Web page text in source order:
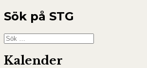
Sök på STG
Sök
efter:
Kalender